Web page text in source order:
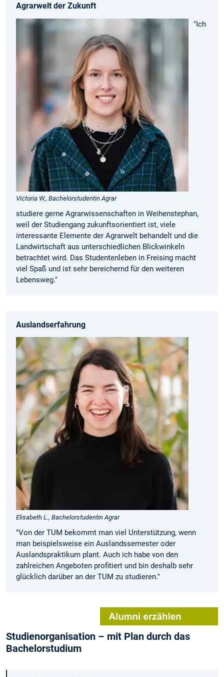
Agrarwelt der Zukunft
Victoria W., Bachelorstudentin Agrar
"Ich
studiere gerne Agrarwissen­schaften in Weihenstephan,
weil der Studiengang zukunftsorientiert ist, viele
interessante Elemente der Agrarwelt behandelt und die
Landwirtschaft aus unterschiedlichen Blickwinkeln
betrachtet wird. Das Studentenleben in Freising macht
viel Spaß und ist sehr bereichernd für den weiteren
Lebensweg."
Auslandserfahrung
Elisabeth L., Bachelorstudentin Agrar
"Von der TUM bekommt man viel Unterstützung, wenn
man beispielsweise ein Auslands­semester oder
Auslandspraktikum plant. Auch ich habe von den
zahlreichen Angeboten profitiert und bin deshalb sehr
glücklich darüber an der TUM zu studieren."
Studienorganisation – mit Plan durch das
Bachelorstudium